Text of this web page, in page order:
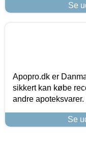
Se
Apopro.dk er
sikkert kan købe
andre
Se